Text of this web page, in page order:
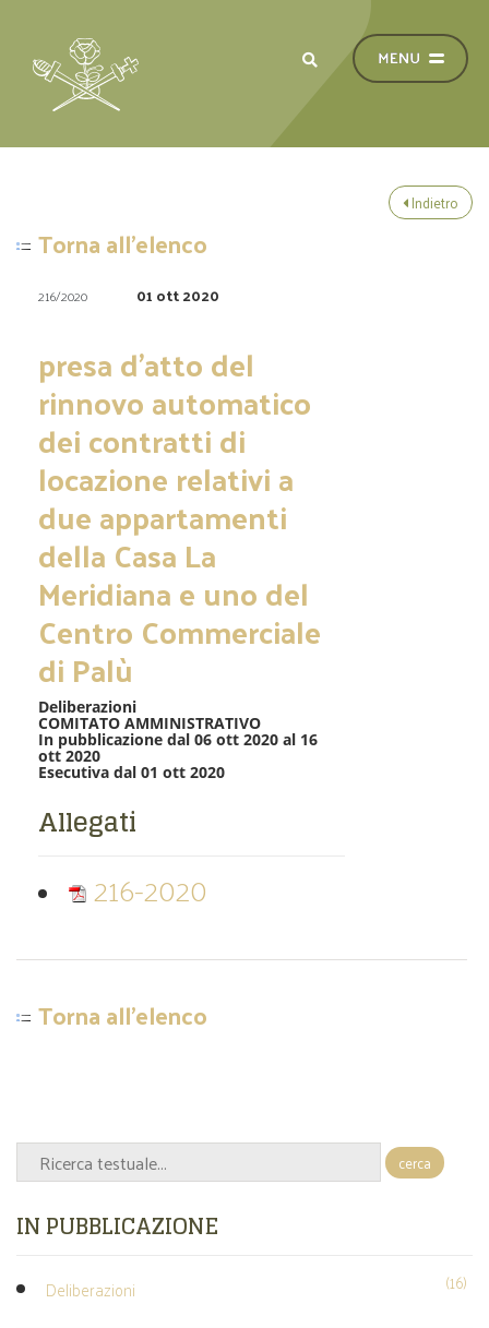
Indietro
Torna all'elenco
216/2020 01 ott 2020
presa d’atto del
rinnovo automatico
dei contratti di
locazione relativi a
due appartamenti
della Casa La
Meridiana e uno del
Centro Commerciale
di Palù
Deliberazioni
COMITATO AMMINISTRATIVO
In pubblicazione dal 06 ott 2020 al 16
ott 2020
Esecutiva dal 01 ott 2020
Allegati
216-2020
Torna all'elenco
cerca
IN PUBBLICAZIONE
Deliberazioni (16)